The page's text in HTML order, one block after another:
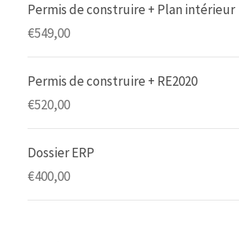
Permis de construire + Plan intérieur
€549,00
Permis de construire + RE2020
€520,00
Dossier ERP
€400,00